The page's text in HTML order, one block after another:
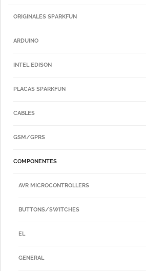
ORIGINALES SPARKFUN
ARDUINO
INTEL EDISON
PLACAS SPARKFUN
CABLES
GSM/GPRS
COMPONENTES
AVR MICROCONTROLLERS
BUTTONS/SWITCHES
EL
GENERAL